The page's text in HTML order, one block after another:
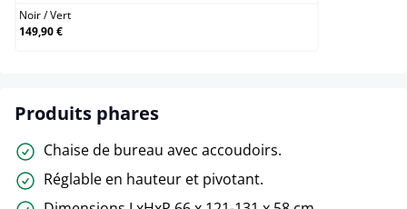
Noir/Vert
149,90 €
Produits phares
Chaise de bureau avec accoudoirs.
Réglable en hauteur et pivotant.